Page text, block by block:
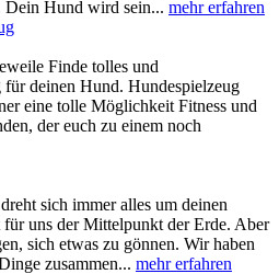
Dein Hund wird sein... mehr erfahren
Finde tolles und
für deinen Hund. Hundespielzeug
eine tolle Möglichkeit Fitness und
der euch zu einem noch
sich immer alles um deinen
uns der Mittelpunkt der Erde. Aber
sich etwas zu gönnen. Wir haben
zusammen... mehr erfahren